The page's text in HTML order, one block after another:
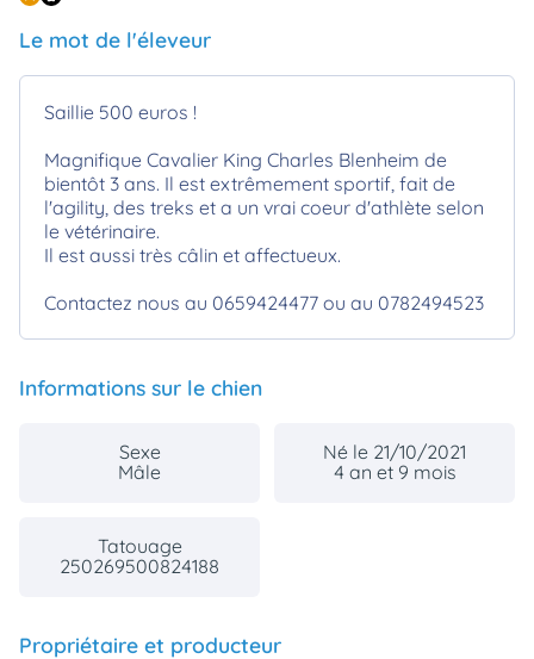
Connexion
Le mot de l'éleveur
Saillie 500 euros !
Magnifique Cavalier King Charles Blenheim de
bientôt 3 ans. Il est extrêmement sportif, fait de
l'agility, des treks et a un vrai coeur d'athlète selon
le vétérinaire.
Il est aussi très câlin et affectueux.
Contactez nous au 0659424477 ou au 0782494523
Informations sur le chien
Sexe
Mâle
Né le 21/10/2021
4 an et 9 mois
Tatouage
250269500824188
Propriétaire et producteur